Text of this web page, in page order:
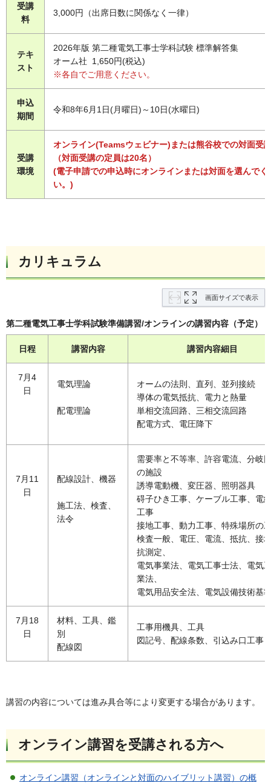
受講
料
3,000円（出席日数に関係なく一律）
テキ
スト
2026年版 第二種電気工事士学科試験 標準解答集
オーム社 1,650円(税込)
※各自でご用意ください。
申込
期間
令和8年6月1日(月曜日)～10日(水曜日)
受講
環境
オンライン(Teamsウェビナー)または熊谷校での対面受
（対面受講の定員は20名）
(電子申請での申込時にオンラインまたは対面を選んでく
い。)
カリキュラム
画面サイズで表示
第二種電気工事士学科試験準備講習/オンラインの講習内容（予定）
日程 講習内容 講習内容細目
7月4
日
電気理論
配電理論
オームの法則、直列、並列接続
導体の電気抵抗、電力と熱量
単相交流回路、三相交流回路
配電方式、電圧降下
7月11
日
配線設計、機器
施工法、検査、
法令
需要率と不等率、許容電流、分岐
の施設
誘導電動機、変圧器、照明器具
碍子ひき工事、ケーブル工事、電
工事
接地工事、動力工事、特殊場所の
検査一般、電圧、電流、抵抗、接
抗測定、
電気事業法、電気工事士法、電気
業法、
電気用品安全法、電気設備技術基
7月18
日
材料、工具、鑑
別
配線図
工事用機具、工具
図記号、配線条数、引込み口工事
講習の内容については進み具合等により変更する場合があります。
オンライン講習を受講される方へ
オンライン講習（オンラインと対面のハイブリット講習）の概